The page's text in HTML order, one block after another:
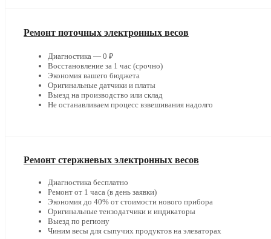
Ремонт поточных электронных весов
Диагностика — 0 ₽
Восстановление за 1 час (срочно)
Экономия вашего бюджета
Оригинальные датчики и платы
Выезд на производство или склад
Не останавливаем процесс взвешивания надолго
Ремонт стержневых электронных весов
Диагностика бесплатно
Ремонт от 1 часа (в день заявки)
Экономия до 40% от стоимости нового прибора
Оригинальные тензодатчики и индикаторы
Выезд по региону
Чиним весы для сыпучих продуктов на элеваторах